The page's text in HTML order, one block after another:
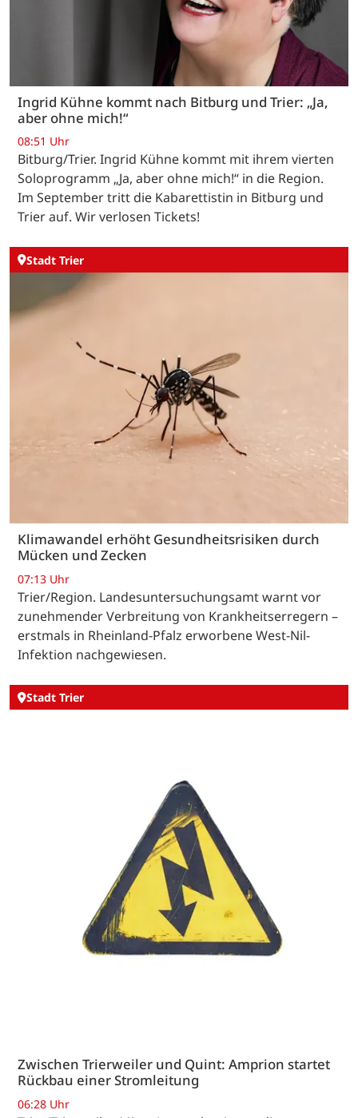
Ingrid Kühne kommt nach Bitburg und Trier: „Ja,
aber ohne mich!“
08:51 Uhr
Bitburg/Trier. Ingrid Kühne kommt mit ihrem vierten
Soloprogramm „Ja, aber ohne mich!“ in die Region.
Im September tritt die Kabarettistin in Bitburg und
Trier auf. Wir verlosen Tickets!
Stadt Trier
Klimawandel erhöht Gesundheitsrisiken durch
Mücken und Zecken
07:13 Uhr
Trier/Region. Landesuntersuchungsamt warnt vor
zunehmender Verbreitung von Krankheitserregern –
erstmals in Rheinland-Pfalz erworbene West-Nil-
Infektion nachgewiesen.
Stadt Trier
Zwischen Trierweiler und Quint: Amprion startet
Rückbau einer Stromleitung
06:28 Uhr